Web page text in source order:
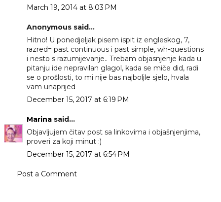
March 19, 2014 at 8:03 PM
Anonymous said...
Hitno! U ponedjeljak pisem ispit iz engleskog, 7,
razred= past continuous i past simple, wh-questions
i nesto s razumijevanje.. Trebam objasnjenje kada u
pitanju ide nepravilan glagol, kada se miče did, radi
se o prošlosti, to mi nije bas najboljle sjelo, hvala
vam unaprijed
December 15, 2017 at 6:19 PM
Marinasaid...
Objavljujem čitav post sa linkovima i objašnjenjima,
proveri za koji minut :)
December 15, 2017 at 6:54 PM
Post a Comment